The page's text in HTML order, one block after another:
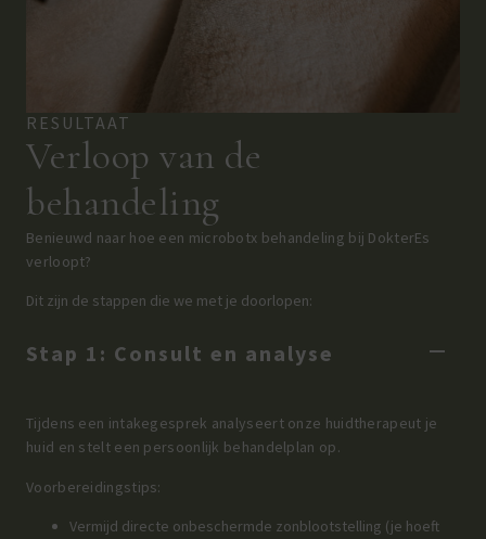
RESULTAAT
Verloop van de
behandeling
Benieuwd naar hoe een microbotx behandeling bij DokterEs
verloopt?
Dit zijn de stappen die we met je doorlopen:
Stap 1: Consult en analyse
Tijdens een intakegesprek analyseert onze huidtherapeut je
huid en stelt een persoonlijk behandelplan op.
Voorbereidingstips:
Vermijd directe onbeschermde zonblootstelling (je hoeft